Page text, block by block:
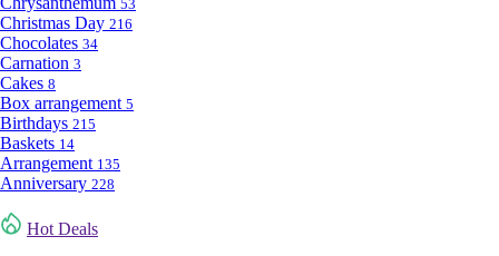
53
Christmas Day 216
Chocolates 34
Carnation 3
Cakes 8
Box arrangement 5
Birthdays 215
Baskets 14
Arrangement 135
Anniversary 228
Hot Deals